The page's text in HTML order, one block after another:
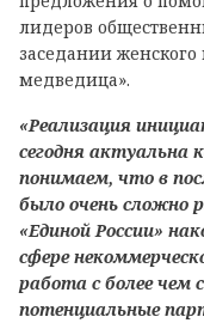
лидеров
заседании
медведица».
«Реализация
сегодня актуальна
понимаем, что в
было очень сложно
«Единой России»
сфере
работа с более чем
потенциальные